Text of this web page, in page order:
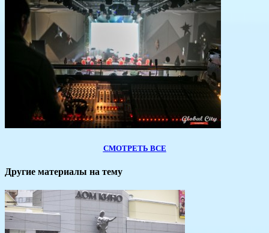
СМОТРЕТЬ ВСЕ
Другие материалы на тему